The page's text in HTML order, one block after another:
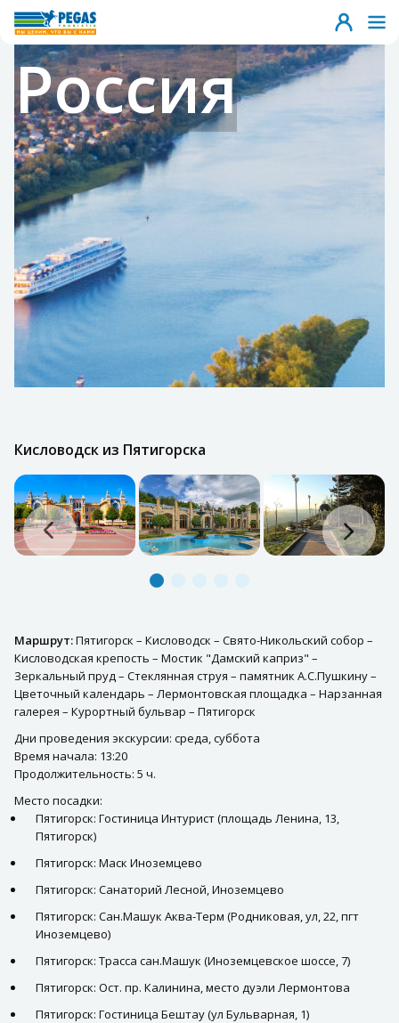
Россия
Кисловодск из Пятигорска
Маршрут:Пятигорск – Кисловодск – Свято-Никольский собор –
Кисловодская крепость – Мостик "Дамский каприз" –
Зеркальный пруд – Стеклянная струя – памятник А.С.Пушкину –
Цветочный календарь – Лермонтовская площадка – Нарзанная
галерея – Курортный бульвар – Пятигорск
Дни проведения экскурсии: среда, суббота
Время начала: 13:20
Продолжительность: 5 ч.
Место посадки:
Пятигорск: Гостиница Интурист (площадь Ленина, 13,
Пятигорск)
Пятигорск: Маск Иноземцево
Пятигорск: Санаторий Лесной, Иноземцево
Пятигорск: Сан.Машук Аква-Терм (Родниковая, ул, 22, пгт
Иноземцево)
Пятигорск: Трасса сан.Машук (Иноземцевское шоссе, 7)
Пятигорск: Ост. пр. Калинина, место дуэли Лермонтова
Пятигорск: Гостиница Бештау (ул Бульварная, 1)